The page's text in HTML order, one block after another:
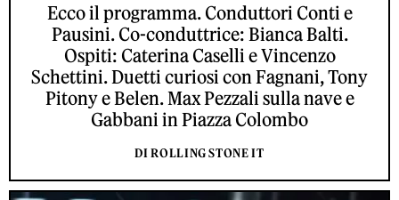
Ecco il programma. Conduttori Conti e
Pausini. Co-conduttrice: Bianca Balti.
Ospiti: Caterina Caselli e Vincenzo
Schettini. Duetti curiosi con Fagnani, Tony
Pitony e Belen. Max Pezzali sulla nave e
Gabbani in Piazza Colombo
DI ROLLING STONE IT